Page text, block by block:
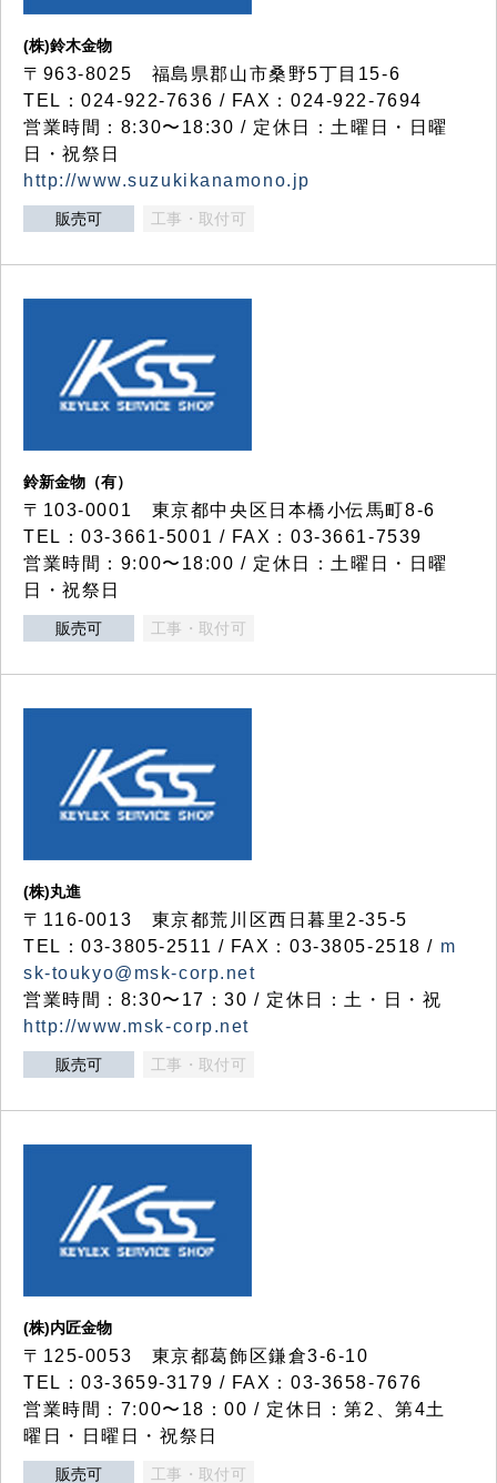
(株)鈴木金物
〒963-8025 福島県郡山市桑野5丁目15-6
TEL：024-922-7636 / FAX：024-922-7694
営業時間：8:30〜18:30 / 定休日：土曜日・日曜
日・祝祭日
http://www.suzukikanamono.jp
販売可 工事・取付可
鈴新金物（有）
〒103-0001 東京都中央区日本橋小伝馬町8-6
TEL：03-3661-5001 / FAX：03-3661-7539
営業時間：9:00〜18:00 / 定休日：土曜日・日曜
日・祝祭日
販売可 工事・取付可
(株)丸進
〒116-0013 東京都荒川区西日暮里2-35-5
TEL：03-3805-2511 / FAX：03-3805-2518 / m
sk-toukyo@msk-corp.net
営業時間：8:30〜17：30 / 定休日：土・日・祝
http://www.msk-corp.net
販売可 工事・取付可
(株)内匠金物
〒125-0053 東京都葛飾区鎌倉3-6-10
TEL：03-3659-3179 / FAX：03-3658-7676
営業時間：7:00〜18：00 / 定休日：第2、第4土
曜日・日曜日・祝祭日
販売可 工事・取付可